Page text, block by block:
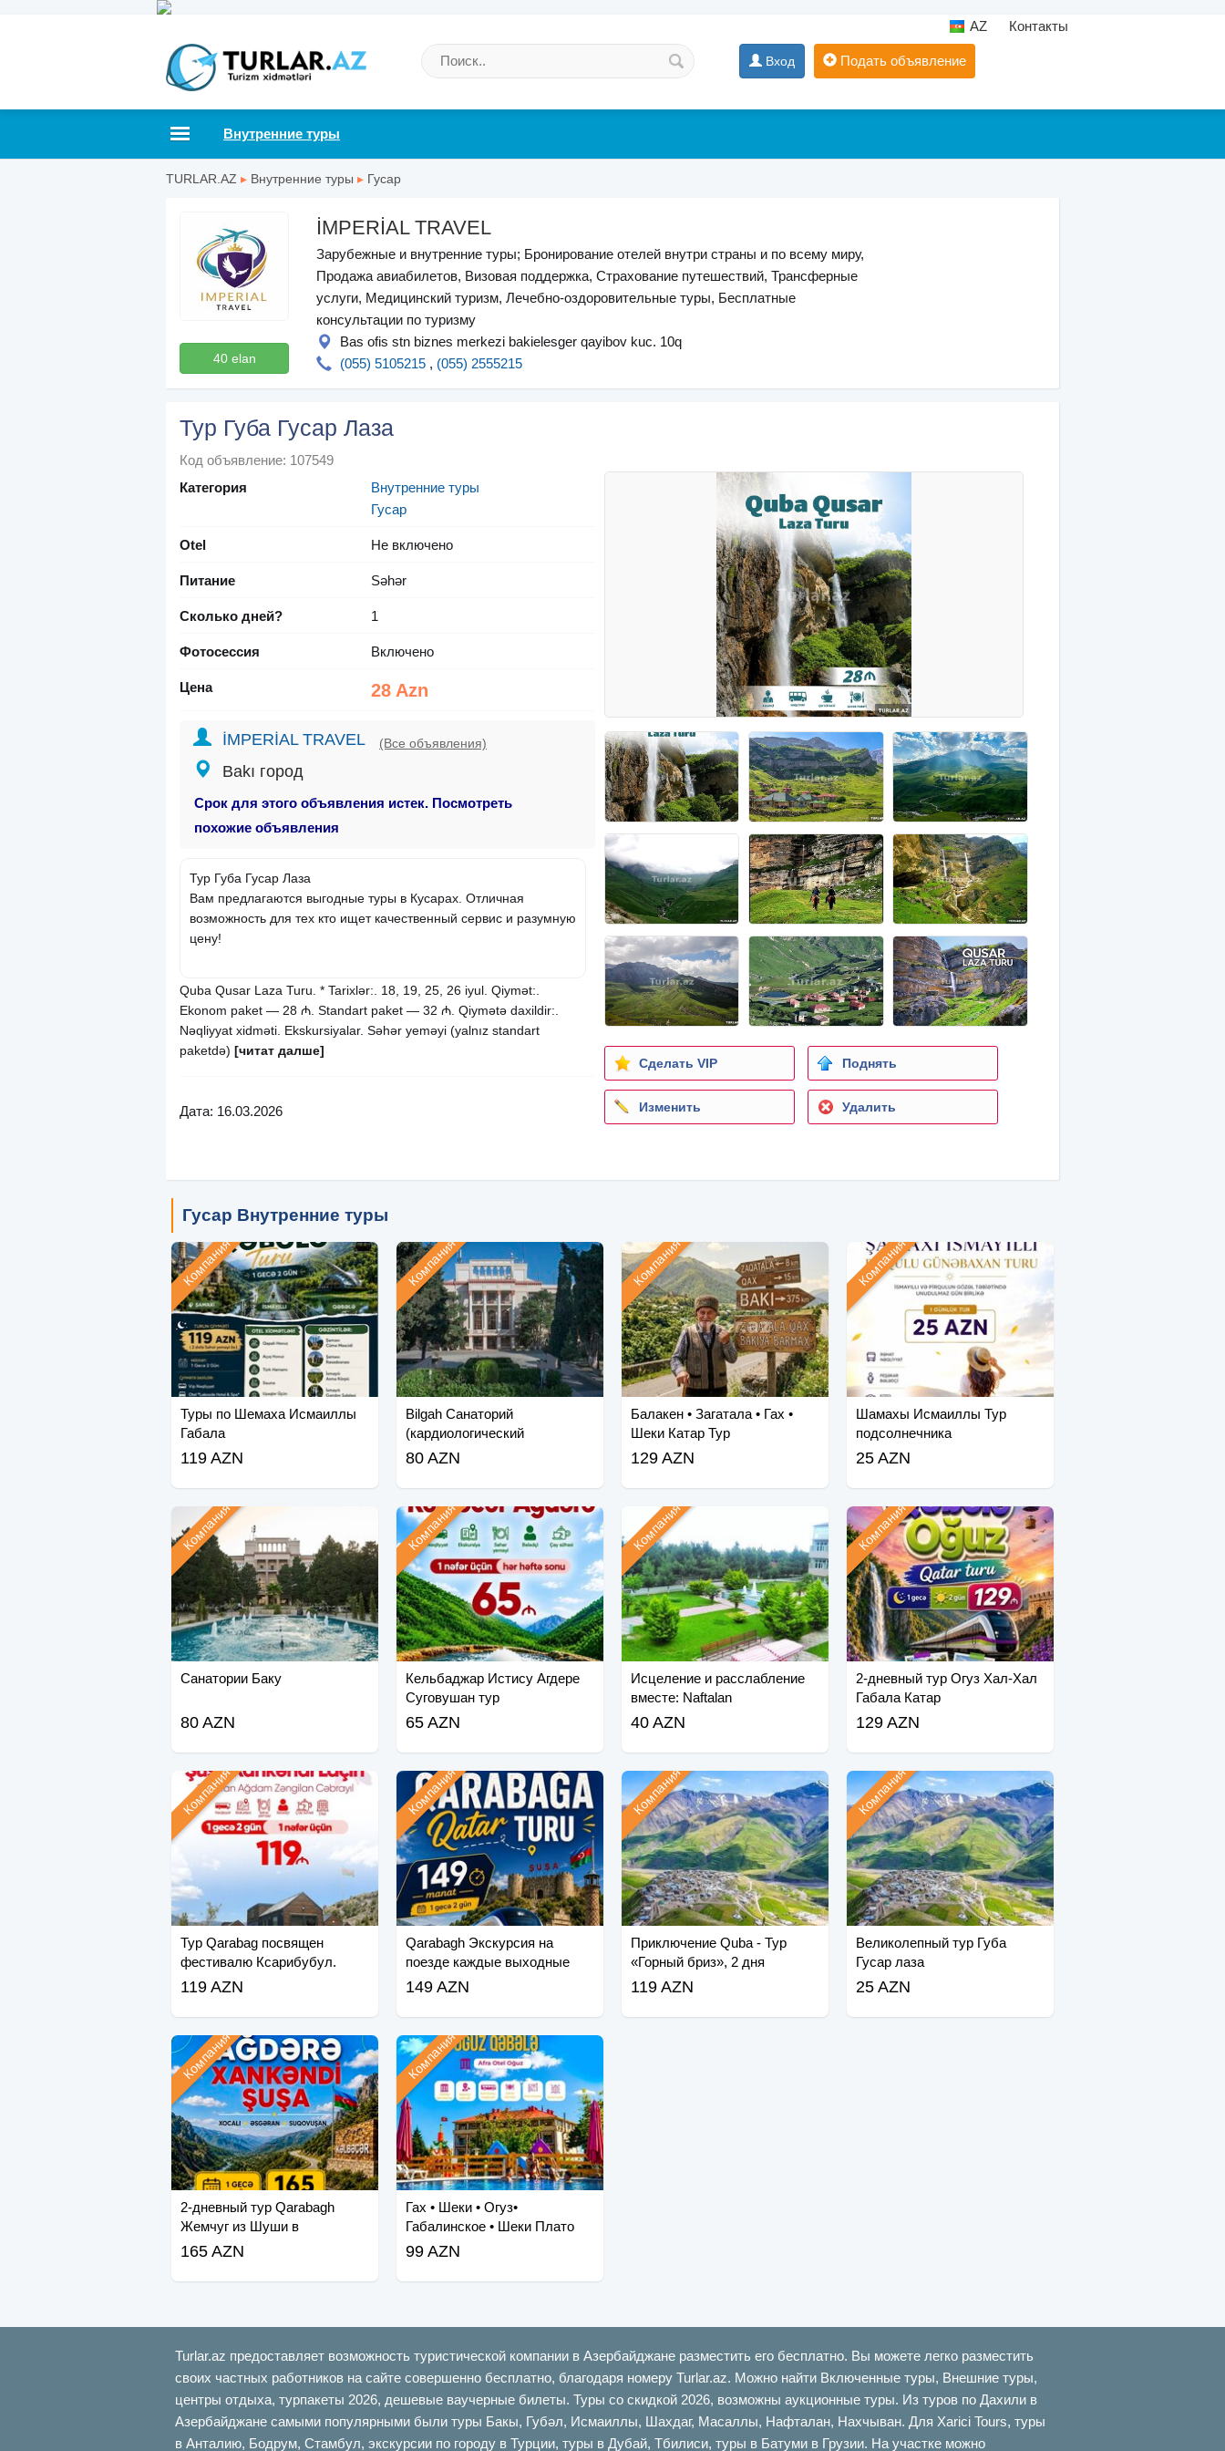
AZ Контакты
Вход Подать объявление
Внутренние туры
TURLAR.AZ ▸ Внутренние туры ▸ Гусар
40 elan
İMPERİAL TRAVEL
Зарубежные и внутренние туры; Бронирование отелей внутри страны и по всему миру,
Продажа авиабилетов, Визовая поддержка, Страхование путешествий, Трансферные
услуги, Медицинский туризм, Лечебно-оздоровительные туры, Бесплатные
консультации по туризму
Bas ofis stn biznes merkezi bakielesger qayibov kuc. 10q
(055) 5105215 , (055) 2555215
Тур Губа Гусар Лаза
Код объявление: 107549
Категория
Внутренние туры
Гусар
Otel Не включено
Питание Səhər
Сколько дней? 1
Фотосессия Включено
Цена 28 Azn
İMPERİAL TRAVEL (Все объявления)
Bakı город
Срок для этого объявления истек. Посмотреть
похожие объявления
Тур Губа Гусар Лаза
Вам предлагаются выгодные туры в Кусарах. Отличная
возможность для тех кто ищет качественный сервис и разумную
цену!
Quba Qusar Laza Turu. * Tarixlər:. 18, 19, 25, 26 iyul. Qiymət:.
Ekonom paket — 28 ₼. Standart paket — 32 ₼. Qiymətə daxildir:.
Nəqliyyat xidməti. Ekskursiyalar. Səhər yeməyi (yalnız standart
paketdə) [читат далше]
Дата: 16.03.2026
Сделать VIP Поднять
Изменить Удалить
Гусар Внутренние туры
Туры по Шемаха Исмаиллы
Габала
Компания
119 AZN
Bilgah Санаторий
(кардиологический
санаторий)
Компания
80 AZN
Балакен • Загатала • Гах •
Шеки Катар Тур
Компания
129 AZN
Шамахы Исмаиллы Тур
подсолнечника
Компания
25 AZN
Санатории Баку
Компания
80 AZN
Кельбаджар Истису Агдере
Суговушан тур
Компания
65 AZN
Исцеление и расслабление
вместе: Naftalan
Компания
40 AZN
2-дневный тур Огуз Хал-Хал
Габала Катар
Компания
129 AZN
Тур Qarabag посвящен
фестивалю Ксарибубул.
Компания
119 AZN
Qarabagh Экскурсия на
поезде каждые выходные
(май-июнь)
Компания
149 AZN
Приключение Quba - Тур
«Горный бриз», 2 дня
Компания
119 AZN
Великолепный тур Губа
Гусар лаза
Компания
25 AZN
2-дневный тур Qarabagh
Жемчуг из Шуши в
Кальбаджар
Компания
165 AZN
Гах • Шеки • Огуз•
Габалинское • Шеки Плато
Компания
99 AZN
Turlar.az предоставляет возможность туристической компании в Азербайджане разместить его бесплатно. Вы можете легко разместить
своих частных работников на сайте совершенно бесплатно, благодаря номеру Turlar.az. Можно найти Включенные туры, Внешние туры,
центры отдыха, турпакеты 2026, дешевые ваучерные билеты. Туры со скидкой 2026, возможны аукционные туры. Из туров по Дахили в
Азербайджане самыми популярными были туры Бакы, Губəл, Исмаиллы, Шахдаг, Масаллы, Нафталан, Нахчыван. Для Xarici Tours, туры
в Анталию, Бодрум, Стамбул, экскурсии по городу в Турции, туры в Дубай, Тбилиси, туры в Батуми в Грузии. На участке можно